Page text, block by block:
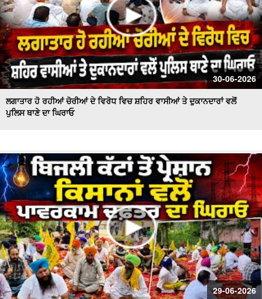
30-06-2026
ਲਗਾਤਾਰ ਹੋ ਰਹੀਆਂ ਚੋਰੀਆਂ ਦੇ ਵਿਰੋਧ ਵਿਚ ਸ਼ਹਿਰ ਵਾਸੀਆਂ ਤੇ ਦੁਕਾਨਦਾਰਾਂ ਵਲੋਂ
ਪੁਲਿਸ ਥਾਣੇ ਦਾ ਘਿਰਾਓ
29-06-2026